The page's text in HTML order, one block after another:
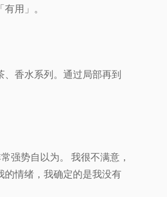
用」。
香水系列。通过局部再到
强势自以为。 我很不满意，
的情绪，我确定的是我没有